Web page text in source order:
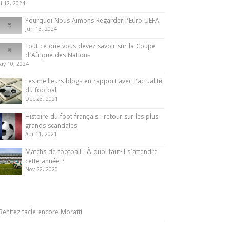
12, 2024
Pourquoi Nous Aimons Regarder l’Euro UEFA
Jun 13, 2024
Tout ce que vous devez savoir sur la Coupe
d’Afrique des Nations
10, 2024
Les meilleurs blogs en rapport avec l’actualité
du football
Dec 23, 2021
Histoire du foot français : retour sur les plus
grands scandales
Apr 11, 2021
Matchs de football : À quoi faut-il s’attendre
cette année ?
Nov 22, 2020
tacle encore Moratti